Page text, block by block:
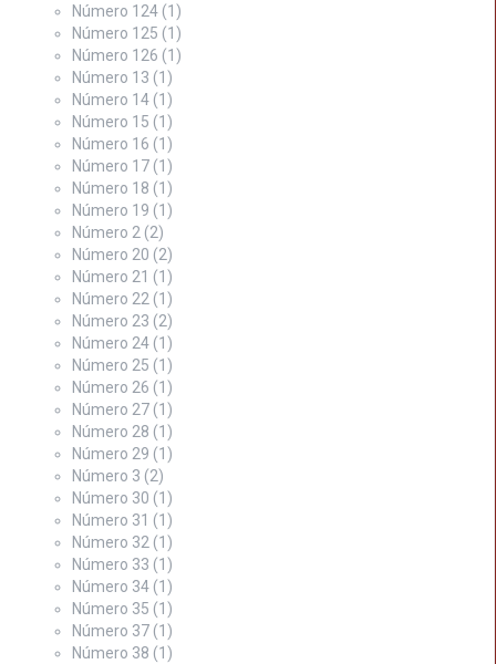
Número 124 (1)
Número 125 (1)
Número 126 (1)
Número 13 (1)
Número 14 (1)
Número 15 (1)
Número 16 (1)
Número 17 (1)
Número 18 (1)
Número 19 (1)
Número 2 (2)
Número 20 (2)
Número 21 (1)
Número 22 (1)
Número 23 (2)
Número 24 (1)
Número 25 (1)
Número 26 (1)
Número 27 (1)
Número 28 (1)
Número 29 (1)
Número 3 (2)
Número 30 (1)
Número 31 (1)
Número 32 (1)
Número 33 (1)
Número 34 (1)
Número 35 (1)
Número 37 (1)
Número 38 (1)